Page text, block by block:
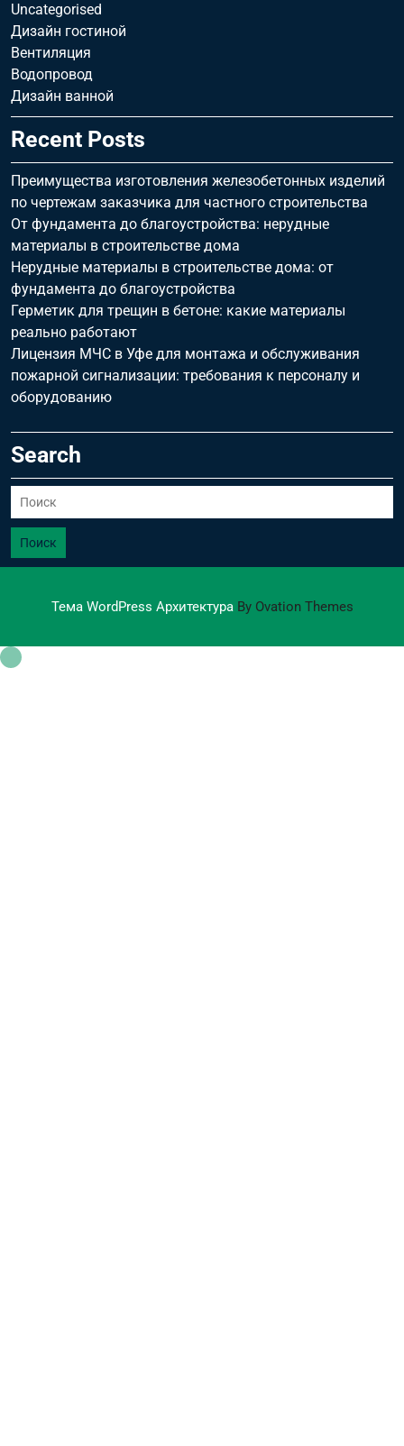
Uncategorised
Дизайн гостиной
Вентиляция
Водопровод
Дизайн ванной
Recent Posts
Преимущества изготовления железобетонных изделий
по чертежам заказчика для частного строительства
От фундамента до благоустройства: нерудные
материалы в строительстве дома
Нерудные материалы в строительстве дома: от
фундамента до благоустройства
Герметик для трещин в бетоне: какие материалы
реально работают
Лицензия МЧС в Уфе для монтажа и обслуживания
пожарной сигнализации: требования к персоналу и
оборудованию
Search
Поиск
Тема WordPress АрхитектураBy Ovation Themes